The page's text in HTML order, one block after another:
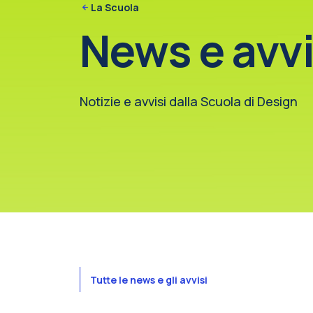
La Scuola
News e
Notizie e avvisi dalla Scuola di Design
Tutte le news e gli avvisi